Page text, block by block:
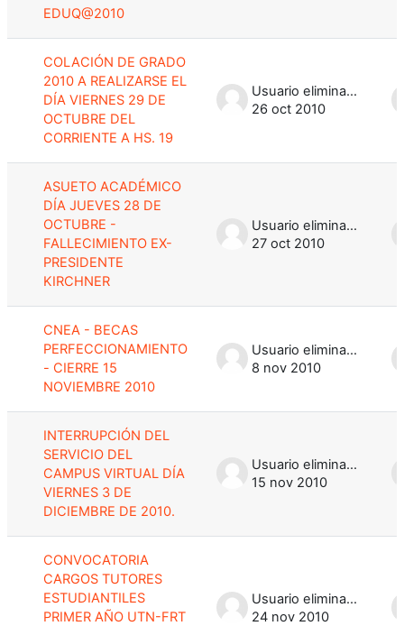
EDUQ@2010
COLACIÓN DE GRADO
2010 A REALIZARSE EL
DÍA VIERNES 29 DE
OCTUBRE DEL
CORRIENTE A HS. 19
Usuario eliminado
26 oct 2010
ASUETO ACADÉMICO
DÍA JUEVES 28 DE
OCTUBRE -
FALLECIMIENTO EX-
PRESIDENTE
KIRCHNER
Usuario eliminado
27 oct 2010
CNEA - BECAS
PERFECCIONAMIENTO
- CIERRE 15
NOVIEMBRE 2010
Usuario eliminado
8 nov 2010
INTERRUPCIÓN DEL
SERVICIO DEL
CAMPUS VIRTUAL DÍA
VIERNES 3 DE
DICIEMBRE DE 2010.
Usuario eliminado
15 nov 2010
CONVOCATORIA
CARGOS TUTORES
ESTUDIANTILES
PRIMER AÑO UTN-FRT
Usuario eliminado
24 nov 2010